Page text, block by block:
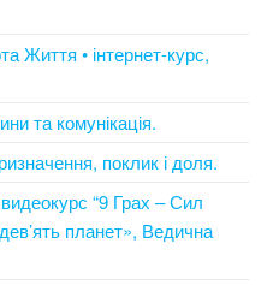
Життя • інтернет-курс,
та комунікація.
поклик і доля.
“9 Грах – Сил
планет», Ведична